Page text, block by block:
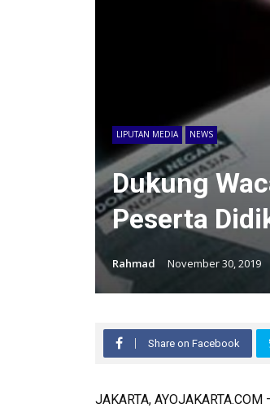
LIPUTAN MEDIA NEWS
Dukung
Peserta
Rahmad November 30, 2019
Share on Facebook
JAKARTA,